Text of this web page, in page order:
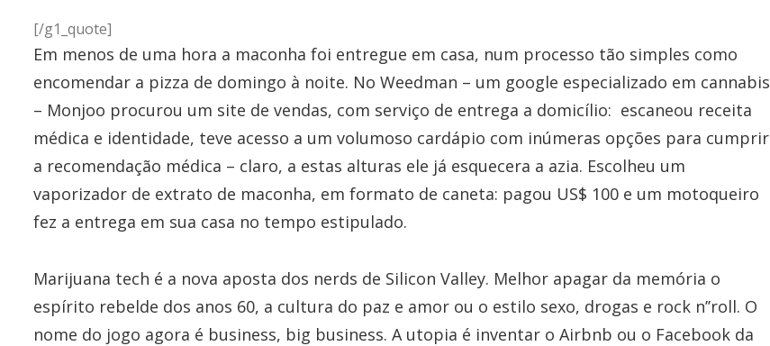
[/g1_quote]
Em menos de uma hora a maconha foi entregue em casa, num processo tão simples como
encomendar a pizza de domingo à noite. No Weedman – um google especializado em cannabis
– Monjoo procurou um site de vendas, com serviço de entrega a domicílio: escaneou receita
médica e identidade, teve acesso a um volumoso cardápio com inúmeras opções para cumprir
a recomendação médica – claro, a estas alturas ele já esquecera a azia. Escolheu um
vaporizador de extrato de maconha, em formato de caneta: pagou US$ 100 e um motoqueiro
fez a entrega em sua casa no tempo estipulado.
Marijuana tech é a nova aposta dos nerds de Silicon Valley. Melhor apagar da memória o
espírito rebelde dos anos 60, a cultura do paz e amor ou o estilo sexo, drogas e rock n’’roll. O
nome do jogo agora é business, big business. A utopia é inventar o Airbnb ou o Facebook da